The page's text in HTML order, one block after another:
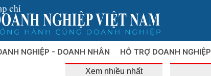
NGHIỆP - DOANH NHÂN HỖ TRỢ DOANH NGHIỆP
Xem nhiều nhất